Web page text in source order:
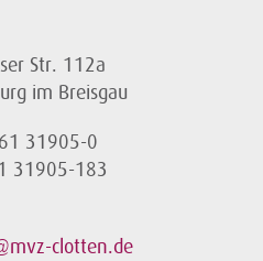
Str. 112a
im Breisgau
31905-0
31905-183
clotten.de